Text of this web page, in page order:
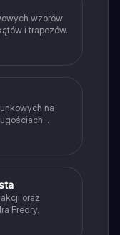
wzorów
i trapezów.
na
oraz
Fredry.